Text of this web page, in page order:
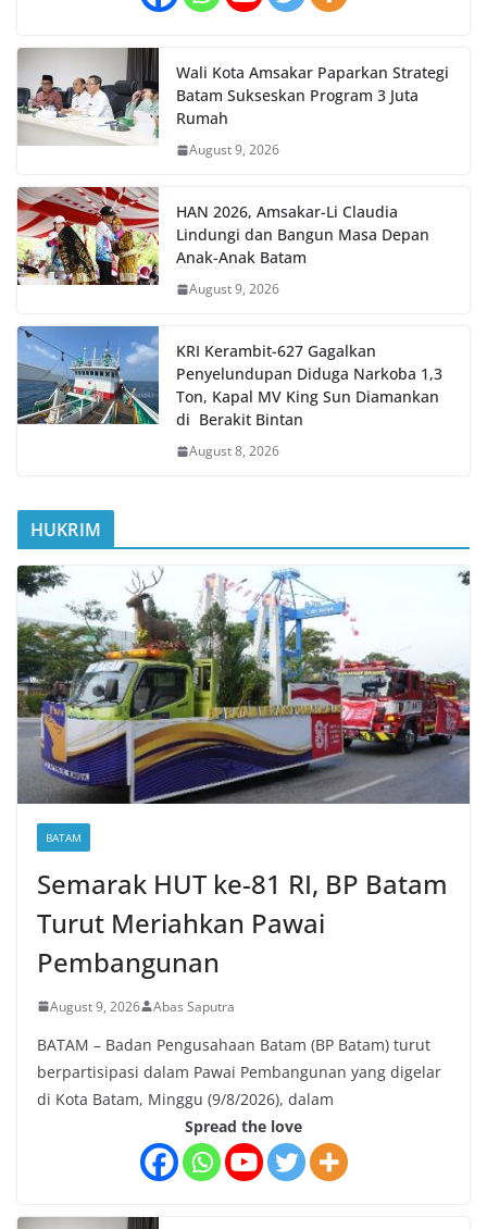
Wali Kota Amsakar Paparkan Strategi
Batam Sukseskan Program 3 Juta
Rumah
August 9, 2026
HAN 2026, Amsakar-Li Claudia
Lindungi dan Bangun Masa Depan
Anak-Anak Batam
August 9, 2026
KRI Kerambit-627 Gagalkan
Penyelundupan Diduga Narkoba 1,3
Ton, Kapal MV King Sun Diamankan
di Berakit Bintan
August 8, 2026
HUKRIM
BATAM
Semarak HUT ke-81 RI, BP Batam
Turut Meriahkan Pawai
Pembangunan
August 9, 2026 Abas Saputra
BATAM – Badan Pengusahaan Batam (BP Batam) turut
berpartisipasi dalam Pawai Pembangunan yang digelar
di Kota Batam, Minggu (9/8/2026), dalam
Spread the love